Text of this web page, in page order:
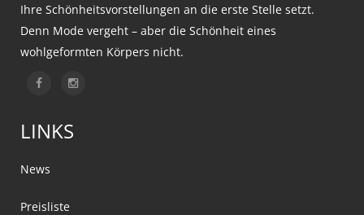
Ihre Schönheitsvorstellungen an die erste Stelle setzt.
Denn Mode vergeht – aber die Schönheit eines
wohlgeformten Körpers nicht.
LINKS
News
Preisliste